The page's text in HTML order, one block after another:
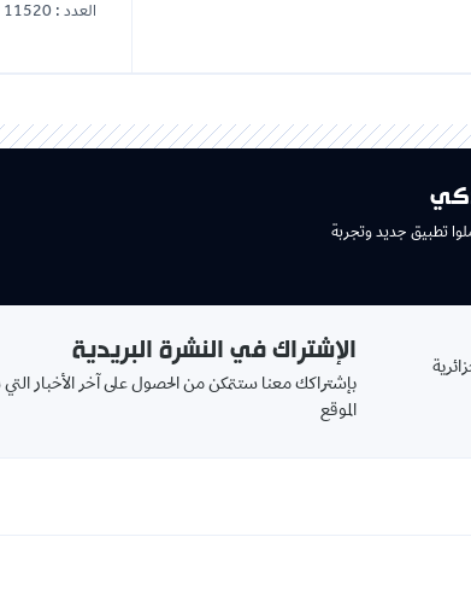
وتجربة
الإشتراك في النشرة البريدية
بإشتراكك معنا ستتمكن من الحصول على آخر الأخبار التي سيتم نشرها في